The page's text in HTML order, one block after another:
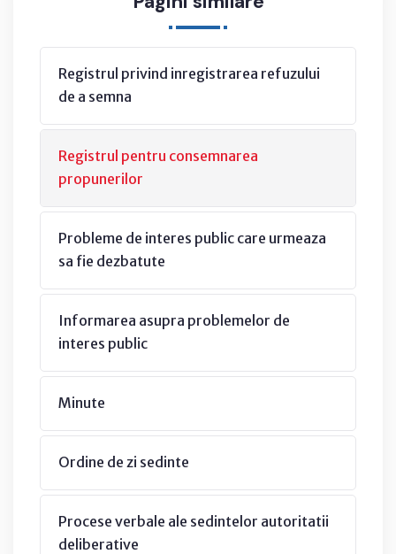
Registrul privind inregistrarea refuzului
de a semna
Registrul pentru consemnarea
propunerilor
Probleme de interes public care urmeaza
sa fie dezbatute
Informarea asupra problemelor de
interes public
Minute
Ordine de zi sedinte
Procese verbale ale sedintelor autoritatii
deliberative